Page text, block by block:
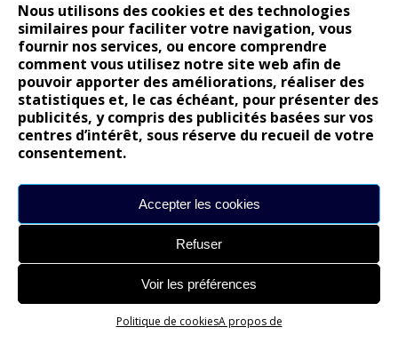
Nous utilisons des cookies et des technologies
similaires pour faciliter votre navigation, vous
fournir nos services, ou encore comprendre
comment vous utilisez notre site web afin de
pouvoir apporter des améliorations, réaliser des
statistiques et, le cas échéant, pour présenter des
publicités, y compris des publicités basées sur vos
centres d’intérêt, sous réserve du recueil de votre
consentement.
Accepter les cookies
Refuser
Voir les préférences
Politique de cookiesA propos de
Ce site utilise Akismet pour réduire les indésirables.
plus sur la façon dont les données de vos commentaires sont
SUIVRE SUR FACEBOOK